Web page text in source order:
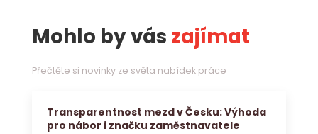
Mohlo by vás zajímat
Přečtěte si novinky ze světa nabídek práce
Transparentnost mezd v Česku: Výhoda
pro nábor i značku zaměstnavatele